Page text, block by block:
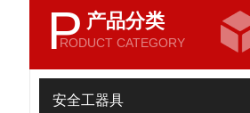
P 产品分类
RODUCT CATEGORY
安全工器具